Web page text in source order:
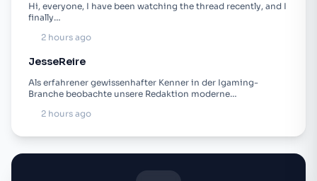
Hi, everyone, I have been watching the thread recently, and I
finally…
2 hours ago
JesseReire
Als erfahrener gewissenhafter Kenner in der Igaming-
Branche beobachte unsere Redaktion moderne
2 hours ago